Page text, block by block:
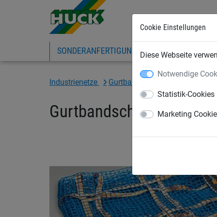
Cookie Einstellungen
Diese Webseite
Notwendige
Statistik-Cookies
Marketing
SONDERANFERTIGUNG SPORTNETZE
Industrienetze Gurtbandnetze /
Gurtbandschutznetz